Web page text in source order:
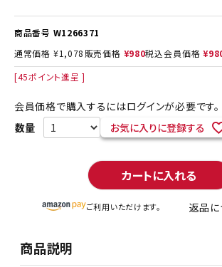
商品番号 W1266371
通常価格 ¥1,078 販売価格 ¥980税込会員価格 ¥
[45ポイント進呈 ]
会員価格で購入するにはログインが必要です。
お気に入りに登録する
カートに入れる
ご利用いただけます。 返品に
商品説明